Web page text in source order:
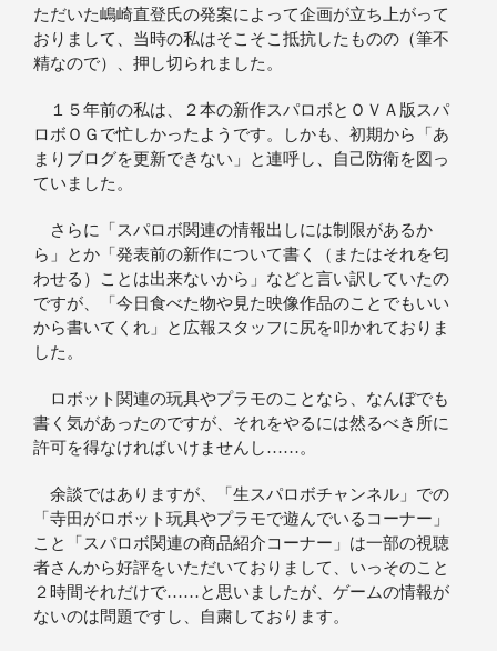
ただいた嶋崎直登氏の発案によって企画が立ち上がって
おりまして、当時の私はそこそこ抵抗したものの（筆不
精なので）、押し切られました。
１５年前の私は、２本の新作スパロボとＯＶＡ版スパ
ロボＯＧで忙しかったようです。しかも、初期から「あ
まりブログを更新できない」と連呼し、自己防衛を図っ
ていました。
さらに「スパロボ関連の情報出しには制限があるか
ら」とか「発表前の新作について書く（またはそれを匂
わせる）ことは出来ないから」などと言い訳していたの
ですが、「今日食べた物や見た映像作品のことでもいい
から書いてくれ」と広報スタッフに尻を叩かれておりま
した。
ロボット関連の玩具やプラモのことなら、なんぼでも
書く気があったのですが、それをやるには然るべき所に
許可を得なければいけませんし……。
余談ではありますが、「生スパロボチャンネル」での
「寺田がロボット玩具やプラモで遊んでいるコーナー」
こと「スパロボ関連の商品紹介コーナー」は一部の視聴
者さんから好評をいただいておりまして、いっそのこと
２時間それだけで……と思いましたが、ゲームの情報が
ないのは問題ですし、自粛しております。